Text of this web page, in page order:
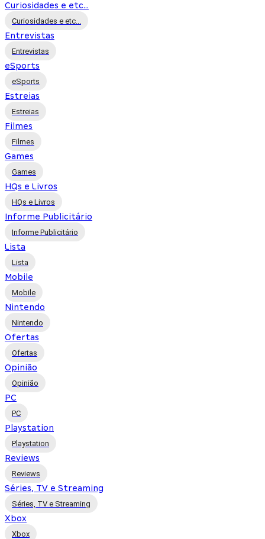
Curiosidades e etc...
Curiosidades e etc...
Entrevistas
Entrevistas
eSports
eSports
Estreias
Estreias
Filmes
Filmes
Games
Games
HQs e Livros
HQs e Livros
Informe Publicitário
Informe Publicitário
Lista
Lista
Mobile
Mobile
Nintendo
Nintendo
Ofertas
Ofertas
Opinião
Opinião
PC
PC
Playstation
Playstation
Reviews
Reviews
Séries, TV e Streaming
Séries, TV e Streaming
Xbox
Xbox